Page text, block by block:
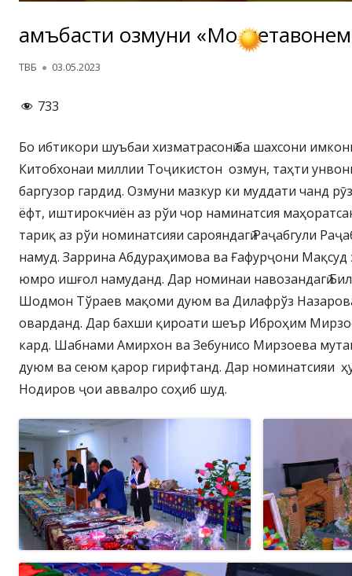
Ҷамъбасти озмуни «Мо
Автор
ТВБ Опубликовано
03.05.2023
733
Бо ибтикори шуъбаи хизматрасонӣ ба шахсони
Китобхонаи миллии Тоҷикистон озмун, таҳти
баргузор гардид. Озмуни мазкур ки муддати чанд
ёфт, иштирокчиён аз рўи чор наминатсия
тариқ аз рўи номинатсияи сарояндагӣ Раҷабгули
намуд. Заррина Абдураҳимова ва Ғафурҷони
юмро ишғол намуданд. Дар номинаи навозандагӣ
Шодмон Тўраев мақоми дуюм ва Дилафрўз
оварданд. Дар бахши қироати шеър Иброҳим
кард. Шабнами Амирхон ва Зебунисо Мирзоева
дуюм ва сеюм қарор гирифтанд. Дар номинатсияи
Нодиров ҷои аввалро соҳиб шуд.